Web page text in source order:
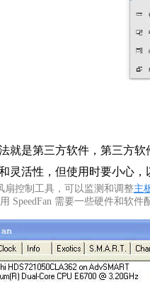
就是第三方软件，第三方
灵活性，但使用时要小心，
扇控制工具，可以监测和调整主
SpeedFan 需要一些硬件和软件